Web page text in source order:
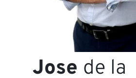
Jose de la